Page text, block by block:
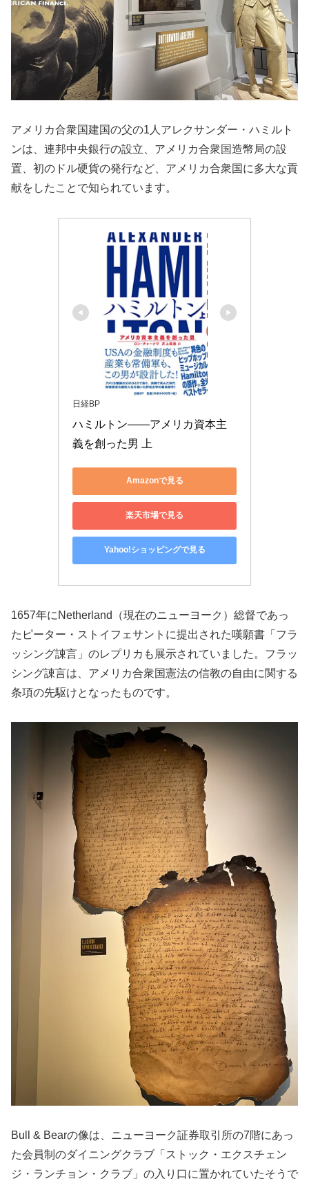
アメリカ合衆国建国の父の1人アレクサンダー・ハミルト
ンは、連邦中央銀行の設立、アメリカ合衆国造幣局の設
置、初のドル硬貨の発行など、アメリカ合衆国に多大な貢
献をしたことで知られています。
日経BP
ハミルトン――アメリカ資本主
義を創った男 上
Amazonで見る
楽天市場で見る
Yahoo!ショッピングで見る
1657年にNetherland（現在のニューヨーク）総督であっ
たピーター・ストイフェサントに提出された嘆願書「フラ
ッシング諌言」のレプリカも展示されていました。フラッ
シング諌言は、アメリカ合衆国憲法の信教の自由に関する
条項の先駆けとなったものです。
Bull & Bearの像は、ニューヨーク証券取引所の7階にあっ
た会員制のダイニングクラブ「ストック・エクスチェン
ジ・ランチョン・クラブ」の入り口に置かれていたそうで